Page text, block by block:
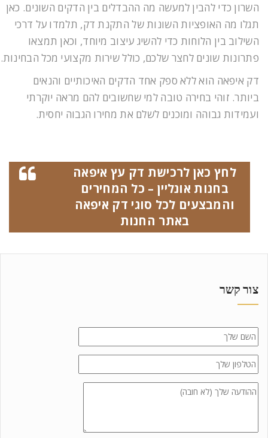
השרון כדי להבין למעשה מה ההבדלים בין הדקים השונים. כאן
תגלו מה האופציות השונות של התקנת דק, תלמדו על דרכי
השילוב בין הלוחות כדי להשיג עיצוב מיוחד, וכאן תמצאו
פתרונות שונים לחצר שלכם, כולל שירות מקצועי מכל הבחינות.
דק איפאה הוא ללא ספק אחד הדקים האיכותיים והנאים
ביותר. זוהי בחירה טובה למי שחשובים להם מראה יוקרתי
ועמידות גבוהה ומוכנים לשלם את מחירו הגבוה יחסית.
לחץ כאן לרכישת דק עץ איפאה
בחנות אונליין – כל המחירים
והמבצעים לכל סוגי דק איפאה
באתר החנות
צור קשר